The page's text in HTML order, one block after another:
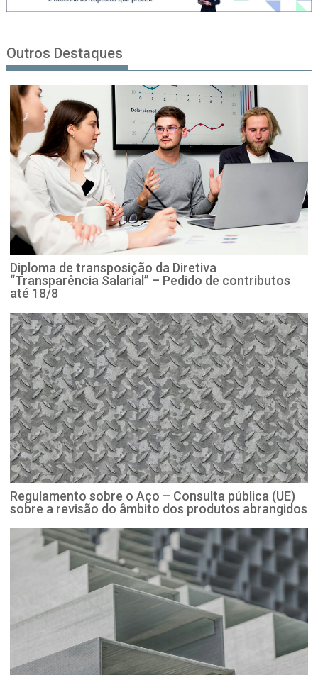
Outros Destaques
Diploma de transposição da Diretiva
“Transparência Salarial” – Pedido de contributos
até 18/8
Regulamento sobre o Aço – Consulta pública (UE)
sobre a revisão do âmbito dos produtos abrangidos